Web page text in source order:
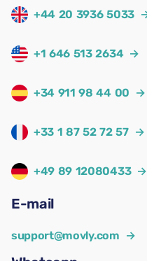
+44 20 3936 5033
+1 646 513 2634 →
+34 911 98 44 00 →
+33 1 87 52 72 57 →
+49 89 12080433 →
E-mail
support@movly.com →